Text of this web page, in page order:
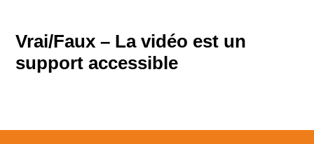
Vrai/Faux – La vidéo est un
support accessible